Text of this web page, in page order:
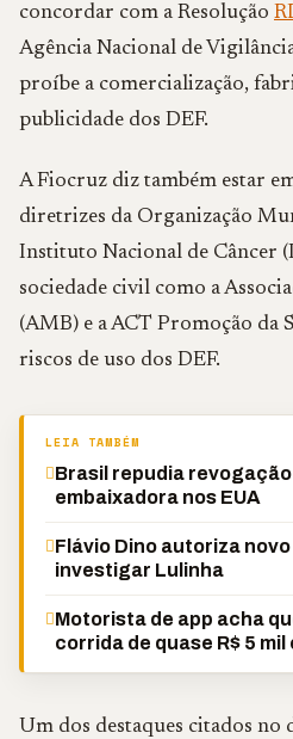
concordar com a Resolução
Agência Nacional de
proíbe a comercialização,
publicidade dos DEF.
A Fiocruz diz também estar
diretrizes da Organização
Instituto Nacional de Câncer
sociedade civil como a
(AMB) e a ACT Promoção da
riscos de uso dos DEF.
LEIA TAMBÉM
Brasil repudia
embaixadora nos EUA
Flávio Dino autoriza
investigar Lulinha
Motorista de app acha
corrida de quase R$ 5
Um dos destaques citados no